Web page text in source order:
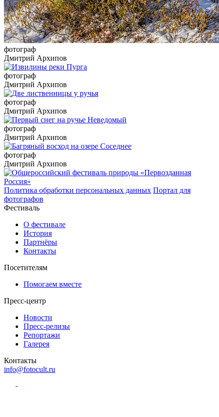
фотограф
Дмитрий Архипов
фотограф
Дмитрий Архипов
фотограф
Дмитрий Архипов
фотограф
Дмитрий Архипов
фотограф
Дмитрий Архипов
Политика обработки персональных данных Портал для
фотографов
Фестиваль
О фестивале
История
Партнёры
Контакты
Посетителям
Помогаем вместе
Пресс-центр
Новости
Пресс-релизы
Репортажи
Галерея
Контакты
info@fotocult.ru